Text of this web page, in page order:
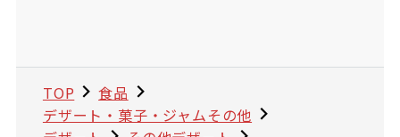
TOP
食品
デザート・菓子・ジャムその他